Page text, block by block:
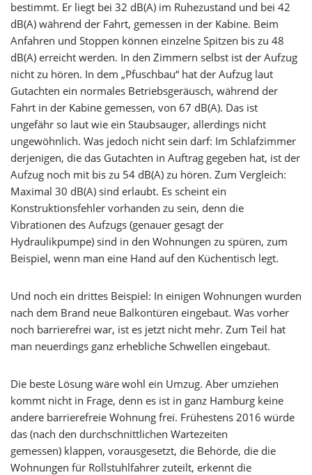
bestimmt. Er liegt bei 32 dB(A) im Ruhezustand und bei 42
dB(A) während der Fahrt, gemessen in der Kabine. Beim
Anfahren und Stoppen können einzelne Spitzen bis zu 48
dB(A) erreicht werden. In den Zimmern selbst ist der Aufzug
nicht zu hören. In dem „Pfuschbau“ hat der Aufzug laut
Gutachten ein normales Betriebsgeräusch, während der
Fahrt in der Kabine gemessen, von 67 dB(A). Das ist
ungefähr so laut wie ein Staubsauger, allerdings nicht
ungewöhnlich. Was jedoch nicht sein darf: Im Schlafzimmer
derjenigen, die das Gutachten in Auftrag gegeben hat, ist der
Aufzug noch mit bis zu 54 dB(A) zu hören. Zum Vergleich:
Maximal 30 dB(A) sind erlaubt. Es scheint ein
Konstruktionsfehler vorhanden zu sein, denn die
Vibrationen des Aufzugs (genauer gesagt der
Hydraulikpumpe) sind in den Wohnungen zu spüren, zum
Beispiel, wenn man eine Hand auf den Küchentisch legt.
Und noch ein drittes Beispiel: In einigen Wohnungen wurden
nach dem Brand neue Balkontüren eingebaut. Was vorher
noch barrierefrei war, ist es jetzt nicht mehr. Zum Teil hat
man neuerdings ganz erhebliche Schwellen eingebaut.
Die beste Lösung wäre wohl ein Umzug. Aber umziehen
kommt nicht in Frage, denn es ist in ganz Hamburg keine
andere barrierefreie Wohnung frei. Frühestens 2016 würde
das (nach den durchschnittlichen Wartezeiten
gemessen) klappen, vorausgesetzt, die Behörde, die die
Wohnungen für Rollstuhlfahrer zuteilt, erkennt die